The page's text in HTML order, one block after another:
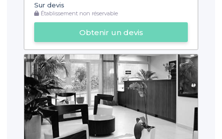
Sur devis
Établissement non réservable
Obtenir un devis